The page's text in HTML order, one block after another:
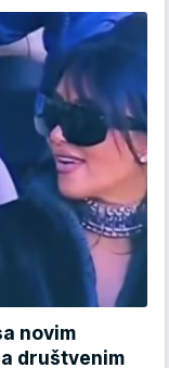
novim
društvenim